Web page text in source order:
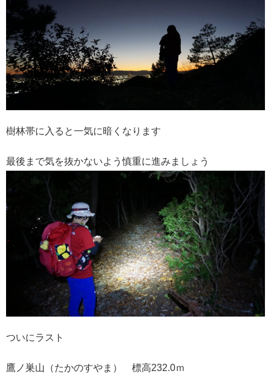
樹林帯に入ると一気に暗くなります
最後まで気を抜かないよう慎重に進みましょう
ついにラスト
鷹ノ巣山（たかのすやま） 標高232.0ｍ